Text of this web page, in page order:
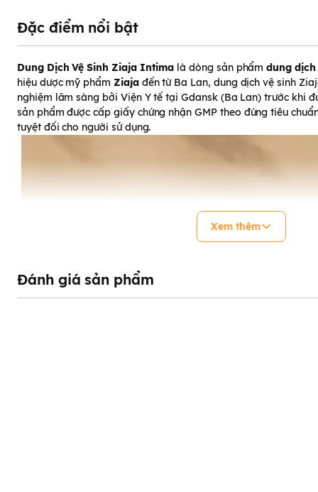
Đặc điểm nổi bật
Dung Dịch Vệ Sinh Ziaja Intima là dòng sản phẩm dung dịch
hiệu dược mỹ phẩm Ziaja đến từ Ba Lan, dung dịch vệ sinh
nghiệm lâm sàng bởi Viện Y tế tại Gdansk (Ba Lan) trước khi
sản phẩm được cấp giấy chứng nhận GMP theo đúng tiêu
tuyệt đối cho người sử dụng.
Xem thêm
Đánh giá sản phẩm